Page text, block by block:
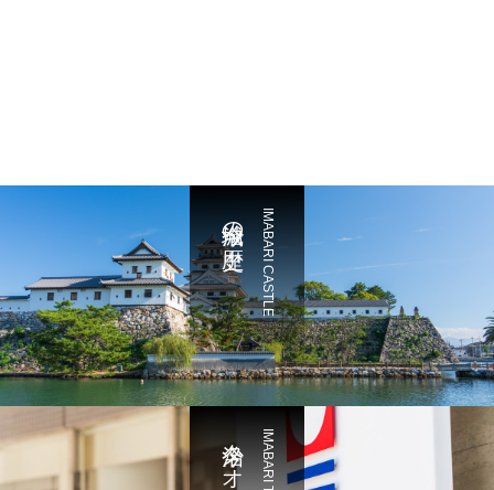
IMABARI CASTLE
今治城の歴史
今治タオル物語